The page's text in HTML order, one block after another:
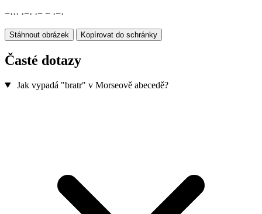
−··· ·−· ·− − ·−·
Stáhnout obrázek Kopírovat do schránky
Časté dotazy
Jak vypadá "bratr" v Morseově abecedě?